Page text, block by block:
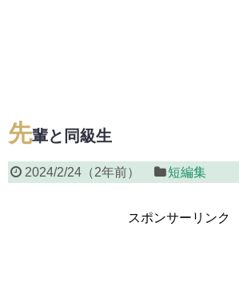
先輩と同級生
2024/2/24（2年前） 短編集
スポンサーリンク